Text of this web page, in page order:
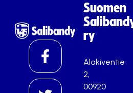
Suomen
ry
Alakiventie
2,
00920